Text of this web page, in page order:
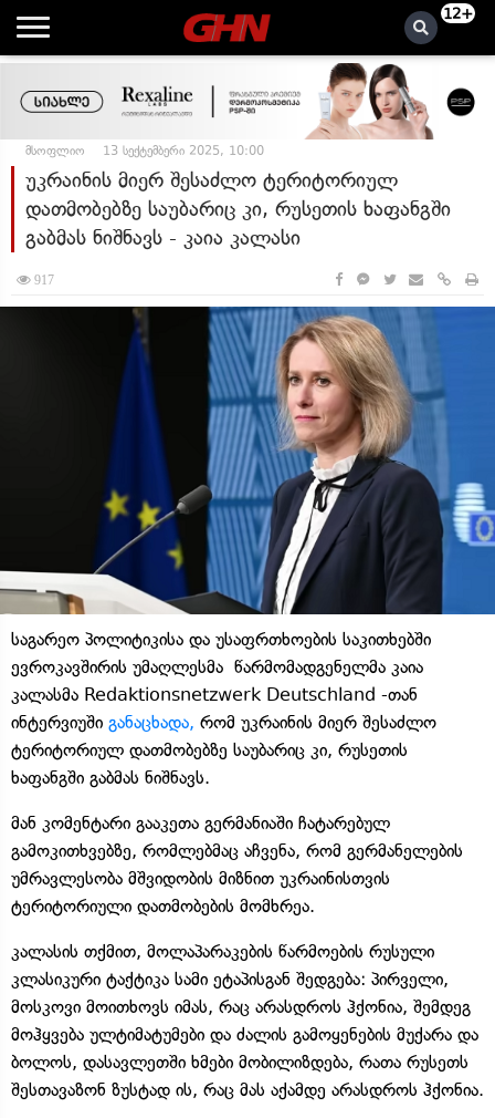
12+
მსოფლიო 13 სექტემბერი 2025, 10:00
უკრაინის მიერ შესაძლო ტერიტორიულ
დათმობებზე საუბარიც კი, რუსეთის ხაფანგში
გაბმას ნიშნავს - კაია კალასი
917
საგარეო პოლიტიკისა და უსაფრთხოების საკითხებში
ევროკავშირის უმაღლესმა წარმომადგენელმა კაია
კალასმა Redaktionsnetzwerk Deutschland -თან
ინტერვიუში განაცხადა, რომ უკრაინის მიერ შესაძლო
ტერიტორიულ დათმობებზე საუბარიც კი, რუსეთის
ხაფანგში გაბმას ნიშნავს.
მან კომენტარი გააკეთა გერმანიაში ჩატარებულ
გამოკითხვებზე, რომლებმაც აჩვენა, რომ გერმანელების
უმრავლესობა მშვიდობის მიზნით უკრაინისთვის
ტერიტორიული დათმობების მომხრეა.
კალასის თქმით, მოლაპარაკების წარმოების რუსული
კლასიკური ტაქტიკა სამი ეტაპისგან შედგება: პირველი,
მოსკოვი მოითხოვს იმას, რაც არასდროს ჰქონია, შემდეგ
მოჰყვება ულტიმატუმები და ძალის გამოყენების მუქარა და
ბოლოს, დასავლეთში ხმები მობილიზდება, რათა რუსეთს
შესთავაზონ ზუსტად ის, რაც მას აქამდე არასდროს ჰქონია.